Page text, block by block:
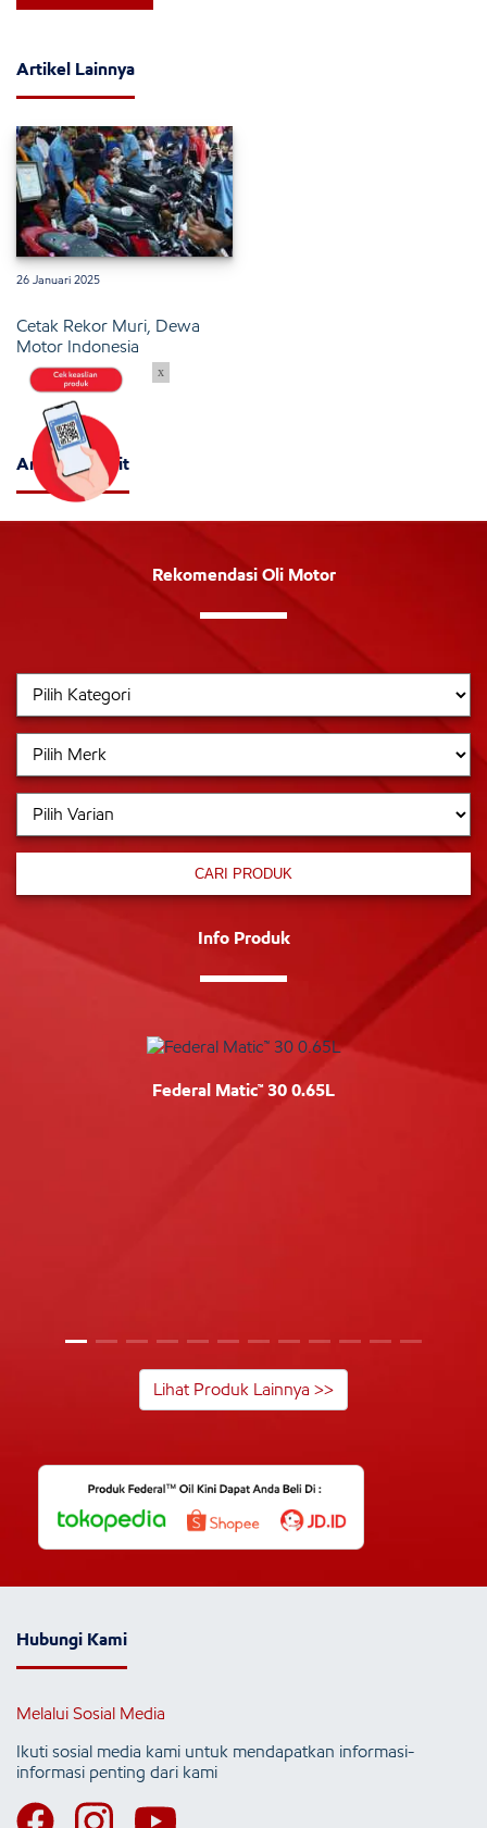
Artikel Lainnya
26 Januari 2025
Cetak Rekor Muri, Dewa
Motor Indonesia
Artikel Terkait
Rekomendasi Oli Motor
CARI PRODUK
Info Produk
Federal Matic™ 30 0.65L
Lihat Produk Lainnya >>
Hubungi Kami
Melalui Sosial Media
Ikuti sosial media kami untuk mendapatkan informasi-
informasi penting dari kami
x